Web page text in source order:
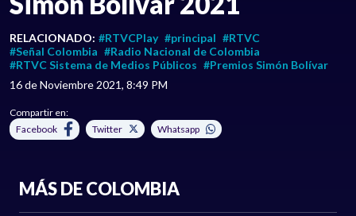
RELACIONADO: #RTVCPlay #principal #RTVC
#Señal Colombia #Radio Nacional de Colombia
#RTVC Sistema de Medios Públicos #Premios Simón Bolívar
16 de Noviembre 2021, 8:49 PM
Compartir en:
Facebook
Twitter Whatsapp
MÁS DE COLOMBIA